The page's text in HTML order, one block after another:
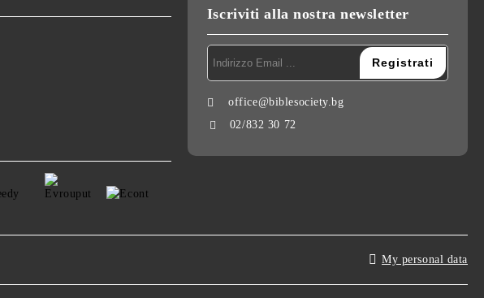
Iscriviti alla nostra newsletter
office@biblesociety.bg
02/832 30 72
My personal data